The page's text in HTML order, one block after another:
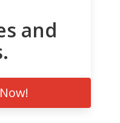
and